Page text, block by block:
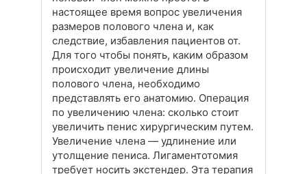
настоящее время вопрос увеличения
размеров полового члена и, как
следствие, избавления пациентов от.
Для того чтобы понять, каким образом
происходит увеличение длины
полового члена, необходимо
представлять его анатомию. Операция
по увеличению члена: сколько стоит
увеличить пенис хирургическим путем.
Увеличение члена — удлинение или
утолщение пениса. Лигаментотомия
требует носить экстендер. Эта терапия